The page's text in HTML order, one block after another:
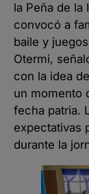
la Peña de la
convocó a
baile y
Otermi,
con la idea
un momento
fecha patria.
expectativas
durante la